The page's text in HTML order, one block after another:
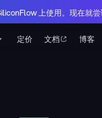
定价 文档 博客
上使用。现在就尝